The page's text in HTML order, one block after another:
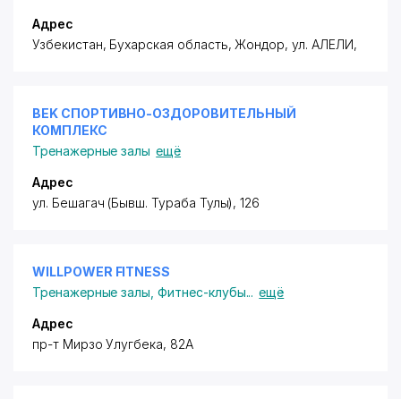
Адрес
Узбекистан, Бухарская область, Жондор,ул. АЛЕЛИ,
BEK СПОРТИВНО-ОЗДОРОВИТЕЛЬНЫЙ
КОМПЛЕКС
Тренажерные залы ещё
Адрес
ул. Бешагач (Бывш. Тураба Тулы), 126
WILLPOWER FITNESS
Тренажерные залы ,Фитнес-клубы... ещё
Адрес
пр-т Мирзо Улугбека, 82А